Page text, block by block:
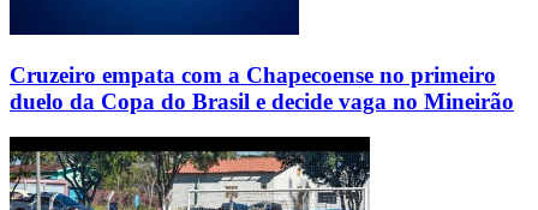
Cruzeiro empata com a Chapecoense no primeiro
duelo da Copa do Brasil e decide vaga no Mineirão